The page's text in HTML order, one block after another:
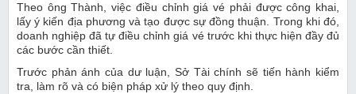
Theo ông Thành, việc điều chỉnh giá vé phải được công khai,
lấy ý kiến địa phương và tạo được sự đồng thuận. Trong khi đó,
doanh nghiệp đã tự điều chỉnh giá vé trước khi thực hiện đầy đủ
các bước cần thiết.
Trước phản ánh của dư luận, Sở Tài chính sẽ tiến hành kiểm
tra, làm rõ và có biện pháp xử lý theo quy định.